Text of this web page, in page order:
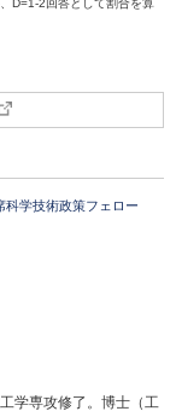
D=1-2回答として割合を算
科学技術政策フェロー
学専攻修了。博士（工